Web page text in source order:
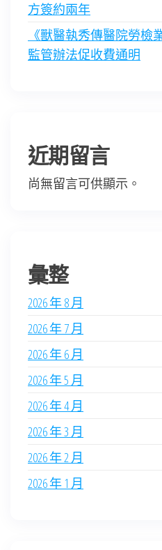
方簽約兩年
《獸醫執秀傳醫院勞檢
監管辦法促收費通明
近期留言
尚無留言可供顯示。
彙整
2026 年 8 月
2026 年 7 月
2026 年 6 月
2026 年 5 月
2026 年 4 月
2026 年 3 月
2026 年 2 月
2026 年 1 月